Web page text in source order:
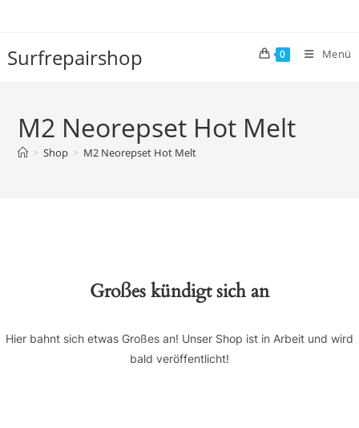
springen
Surfrepairshop 0 Menü
M2 Neorepset Hot Melt
> Shop > M2 Neorepset Hot Melt
Großes kündigt sich an
Hier bahnt sich etwas Großes an! Unser Shop ist in Arbeit und wird
bald veröffentlicht!